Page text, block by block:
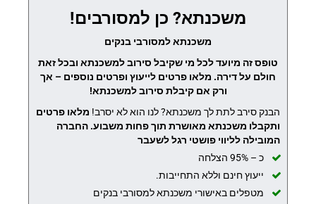
משכנתא? כן למסורבים!
משכנתא למסורבי בנקים
טופס זה מיועד לכל מי שקיבל סירוב למשכנתא ובכל זאת
חולם על דירה. מלאו פרטים לייעוץ ופרטים נוספים – אך
ורק אם קיבלת סירוב למשכנתא!
הבנק סירב לתת לך משכנתא? לנו הוא לא יסרב! מלאו פרטים
ותקבלו משכנתא מאושרת תוך פחות משבוע. החברה
המובילה לליווי פושטי רגל לשעבר
כ – 95% הצלחה
ייעוץ חינם וללא התחייבות.
מטפלים באישורי משכנתא למסורבי בנקים